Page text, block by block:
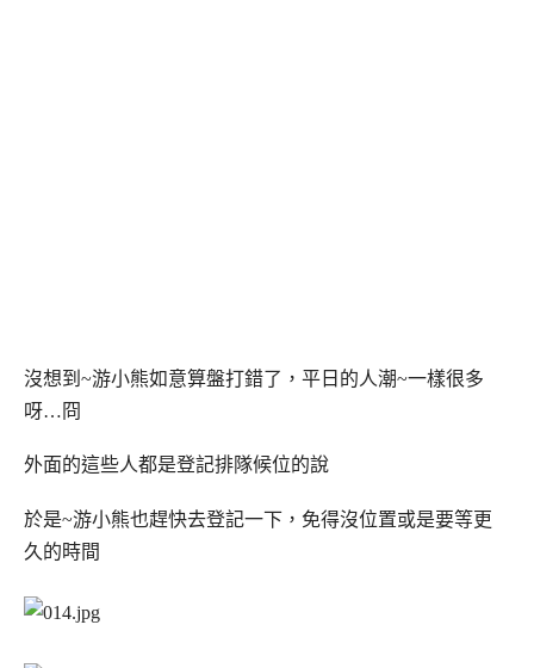
沒想到~游小熊如意算盤打錯了，平日的人潮~一樣很多
呀…冏
外面的這些人都是登記排隊候位的說
於是~游小熊也趕快去登記一下，免得沒位置或是要等更
久的時間